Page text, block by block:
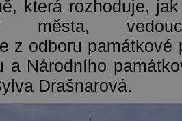
která rozhoduje,
města,
z odboru památkové
a Národního
Drašnarová.